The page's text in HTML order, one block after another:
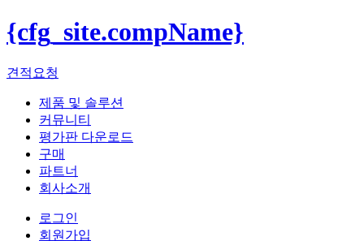
{cfg_site.compName}
견적요청
제품 및 솔루션
커뮤니티
평가판 다운로드
구매
파트너
회사소개
로그인
회원가입